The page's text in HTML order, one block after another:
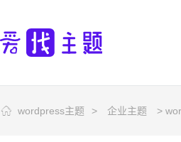
wordpress主题 > 企业主题 >